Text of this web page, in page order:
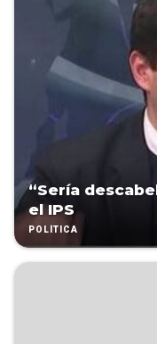
“Sería
el IPS
POLÍTICA